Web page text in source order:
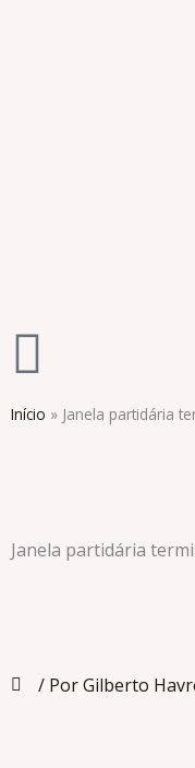
Início » Janela partidária
Janela partidária
/ Por Gilberto